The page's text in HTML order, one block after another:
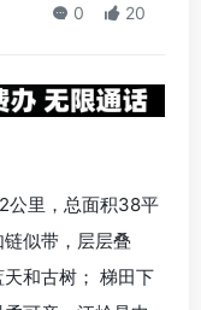
0 20
公里，总面积38平
似带，层层叠
和古树； 梯田下